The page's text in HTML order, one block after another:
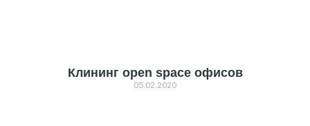
Клининг open space офисов
05.02.2020